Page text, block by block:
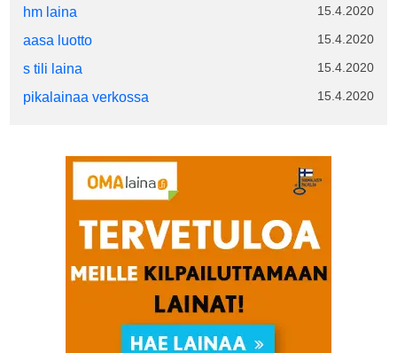
hm laina 15.4.2020
aasa luotto 15.4.2020
s tili laina 15.4.2020
pikalainaa verkossa 15.4.2020